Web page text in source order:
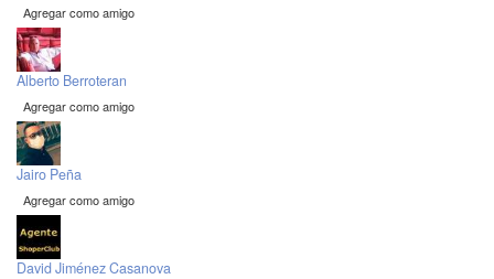
Agregar como amigo
Alberto Berroteran
Agregar como amigo
Jairo Peña
Agregar como amigo
David Jiménez Casanova